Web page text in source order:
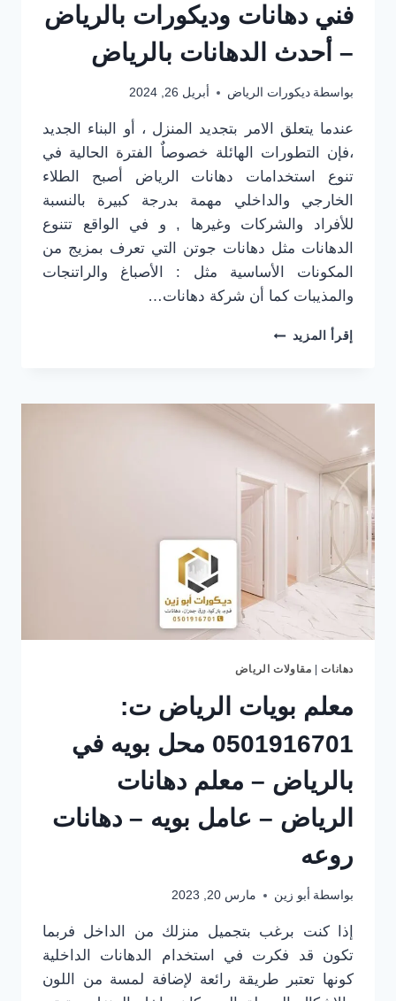
فني دهانات وديكورات بالرياض
– أحدث الدهانات بالرياض
بواسطة ديكورات الرياض أبريل 26, 2024
عندما يتعلق الامر بتجديد المنزل ، أو البناء الجديد
،فإن التطورات الهائلة خصوصاٌ الفترة الحالية في
تنوع استخدامات دهانات الرياض أصبح الطلاء
الخارجي والداخلي مهمة بدرجة كبيرة بالنسبة
للأفراد والشركات وغيرها , و في الواقع تتنوع
الدهانات مثل دهانات جوتن التي تعرف بمزيج من
المكونات الأساسية مثل : الأصباغ والراتنجات
والمذيبات كما أن شركة دهانات…
إقرأ المزيد شركة
ت
0501916701
فني
دهانات
وديكورات
الدهانات
بالرياض
دهانات| مقاولات الرياض
معلم بويات الرياض ت:
0501916701 محل بويه في
بالرياض – معلم دهانات
الرياض – عامل بويه – دهانات
روعه
بواسطة أبو زين مارس 20, 2023
إذا كنت برغب بتجميل منزلك من الداخل فربما
تكون قد فكرت في استخدام الدهانات الداخلية
كونها تعتبر طريقة رائعة لإضافة لمسة من اللون